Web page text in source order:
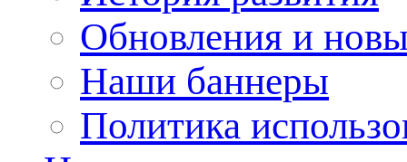
Обновления и
Наши баннеры
Политика